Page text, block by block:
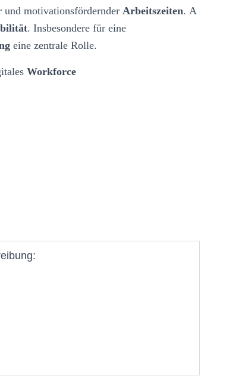
motivationsfördernder Arbeitszeiten. A
. Insbesondere für eine
eine zentrale Rolle.
Workforce